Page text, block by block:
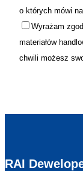
o których mówi
Wyrażam
materiałów
chwili możesz
RAI